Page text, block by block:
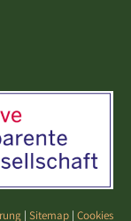
| Sitemap | Cookies